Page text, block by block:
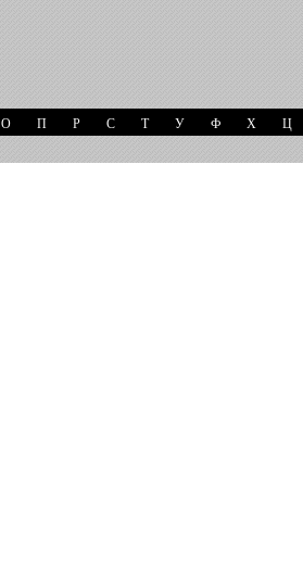
О П Р С Т У Ф Х Ц